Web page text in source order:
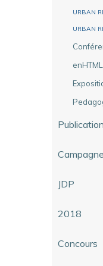
URBAN
URBAN
enHTML
JDP
2018
Concours